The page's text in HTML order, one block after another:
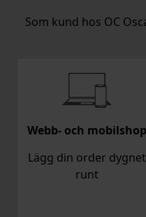
Som kund hos OC
Webb- och mobilshop
Lägg din order dygnet
runt